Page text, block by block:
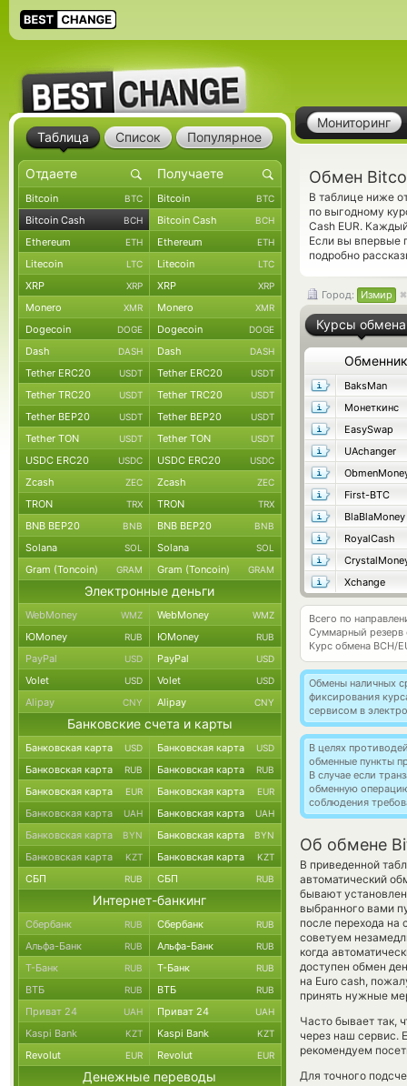
Мониторинг
Обмен
В таблице ниже
по выгодному
Cash EUR.
Если вы впервые
подробно
Город: Измир
Курсы обмена
Обменник
BaksMan
Монеткинс
EasySwap
UAchanger
First-BTC
BlaBlaMoney
RoyalCash
Xchange
Всего по
Суммарный резерв
Курс обмена BCH/
Обмены наличных
фиксирования
сервисом в
В целях
обменные пункты
В случае если
обменную
соблюдения
Об обмене
В приведенной
автоматический
бывают
выбранного вами
после перехода
советуем
когда
доступен обмен
на Euro cash,
принять нужные
Часто бывает так,
через наш сервис.
рекомендуем
Для точного
Таблица Список Популярное
Bitcoin BTC Bitcoin BTC
Bitcoin Cash BCH Bitcoin Cash BCH
Ethereum ETH Ethereum ETH
Litecoin LTC Litecoin LTC
XRP XRP XRP XRP
Monero XMR Monero XMR
Dogecoin DOGE Dogecoin DOGE
Dash DASH Dash DASH
Tether ERC20 USDT Tether ERC20 USDT
Tether TRC20 USDT Tether TRC20 USDT
Tether BEP20 USDT Tether BEP20 USDT
Tether TON USDT Tether TON USDT
USDC ERC20 USDC USDC ERC20 USDC
Zcash ZEC Zcash ZEC
TRON TRX TRON TRX
BNB BEP20 BNB BNB BEP20 BNB
Solana SOL Solana SOL
Gram (Toncoin) GRAM Gram (Toncoin) GRAM
Электронные деньги
WebMoney WMZ WebMoney WMZ
ЮMoney RUB ЮMoney RUB
PayPal USD PayPal USD
Volet USD Volet USD
Alipay CNY Alipay CNY
Банковские счета и карты
Банковская карта USD Банковская карта USD
Банковская карта RUB Банковская карта RUB
Банковская карта EUR Банковская карта EUR
Банковская карта UAH Банковская карта UAH
Банковская карта BYN Банковская карта BYN
Банковская карта KZT Банковская карта KZT
СБП RUB СБП RUB
Интернет-банкинг
Сбербанк RUB Сбербанк RUB
Альфа-Банк RUB Альфа-Банк RUB
Т-Банк RUB Т-Банк RUB
ВТБ RUB ВТБ RUB
Приват 24 UAH Приват 24 UAH
Kaspi Bank KZT Kaspi Bank KZT
Revolut EUR Revolut EUR
Денежные переводы